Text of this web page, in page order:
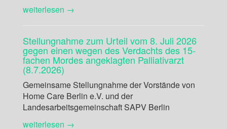
weiterlesen →
Stellungnahme zum Urteil vom 8. Juli 2026
gegen einen wegen des Verdachts des 15-
fachen Mordes angeklagten Palliativarzt
(8.7.2026)
Gemeinsame Stellungnahme der Vorstände von
Home Care Berlin e.V. und der
Landesarbeitsgemeinschaft SAPV Berlin
weiterlesen →